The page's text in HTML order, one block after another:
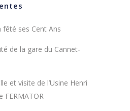
fêté ses Cent Ans
de la gare du Cannet-
et visite de l’Usine Henri
FERMATOR